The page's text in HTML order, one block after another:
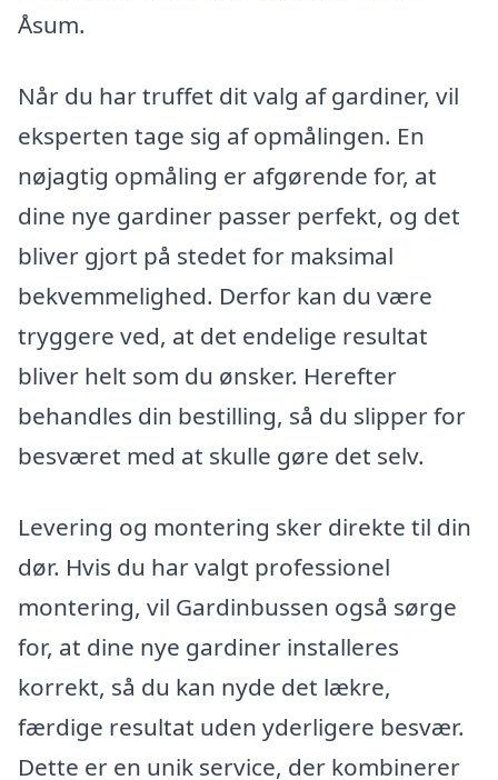
Åsum.
Når du har truffet dit valg af gardiner, vil
eksperten tage sig af opmålingen. En
nøjagtig opmåling er afgørende for, at
dine nye gardiner passer perfekt, og det
bliver gjort på stedet for maksimal
bekvemmelighed. Derfor kan du være
tryggere ved, at det endelige resultat
bliver helt som du ønsker. Herefter
behandles din bestilling, så du slipper for
besværet med at skulle gøre det selv.
Levering og montering sker direkte til din
dør. Hvis du har valgt professionel
montering, vil Gardinbussen også sørge
for, at dine nye gardiner installeres
korrekt, så du kan nyde det lækre,
færdige resultat uden yderligere besvær.
Dette er en unik service, der kombinerer